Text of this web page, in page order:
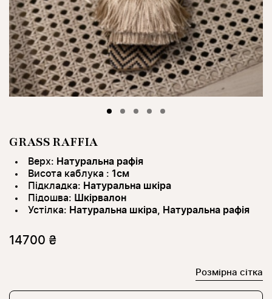
GRASS RAFFIA
Верх: Натуральна рафія
Висота каблука : 1см
Підкладка: Натуральна шкіра
Підошва: Шкірвалон
Устілка: Натуральна шкіра, Натуральна рафія
14700 ₴
Розмірна сітка